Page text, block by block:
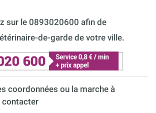
sur le 0893020600 afin de
de-garde de votre ville.
coordonnées ou la marche à
contacter